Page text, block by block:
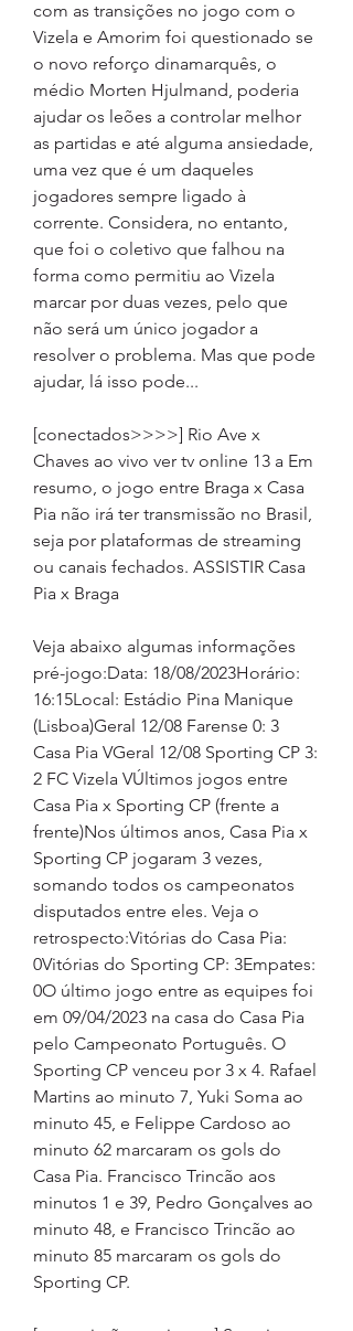
com as transições no jogo com o
Vizela e Amorim foi questionado se
o novo reforço dinamarquês, o
médio Morten Hjulmand, poderia
ajudar os leões a controlar melhor
as partidas e até alguma ansiedade,
uma vez que é um daqueles
jogadores sempre ligado à
corrente. Considera, no entanto,
que foi o coletivo que falhou na
forma como permitiu ao Vizela
marcar por duas vezes, pelo que
não será um único jogador a
resolver o problema. Mas que pode
ajudar, lá isso pode...
[conectados>>>>] Rio Ave x
Chaves ao vivo ver tv online 13 a Em
resumo, o jogo entre Braga x Casa
Pia não irá ter transmissão no Brasil,
seja por plataformas de streaming
ou canais fechados. ASSISTIR Casa
Pia x Braga
Veja abaixo algumas informações
pré-jogo:Data: 18/08/2023Horário:
16:15Local: Estádio Pina Manique
(Lisboa)Geral 12/08 Farense 0: 3
Casa Pia VGeral 12/08 Sporting CP 3:
2 FC Vizela VÚltimos jogos entre
Casa Pia x Sporting CP (frente a
frente)Nos últimos anos, Casa Pia x
Sporting CP jogaram 3 vezes,
somando todos os campeonatos
disputados entre eles. Veja o
retrospecto:Vitórias do Casa Pia:
0Vitórias do Sporting CP: 3Empates:
0O último jogo entre as equipes foi
em 09/04/2023 na casa do Casa Pia
pelo Campeonato Português. O
Sporting CP venceu por 3 x 4. Rafael
Martins ao minuto 7, Yuki Soma ao
minuto 45, e Felippe Cardoso ao
minuto 62 marcaram os gols do
Casa Pia. Francisco Trincão aos
minutos 1 e 39, Pedro Gonçalves ao
minuto 48, e Francisco Trincão ao
minuto 85 marcaram os gols do
Sporting CP.